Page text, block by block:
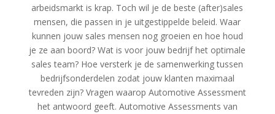
arbeidsmarkt is krap. Toch wil je de beste (after)sales
mensen, die passen in je uitgestippelde beleid. Waar
kunnen jouw sales mensen nog groeien en hoe houd
je ze aan boord? Wat is voor jouw bedrijf het optimale
sales team? Hoe versterk je de samenwerking tussen
bedrijfsonderdelen zodat jouw klanten maximaal
tevreden zijn? Vragen waarop Automotive Assessment
het antwoord geeft. Automotive Assessments van